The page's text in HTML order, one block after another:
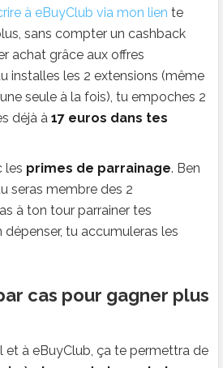
à eBuyClub via mon lien te
sans compter un cashback
achat grâce aux offres
installes les 2 extensions (même
seule à la fois), tu empoches 2
déjà à 17 euros dans tes
les primes de parrainage. Ben
seras membre des 2
à ton tour parrainer tes
dépenser, tu accumuleras les
cas pour gagner plus
et à eBuyClub, ça te permettra de